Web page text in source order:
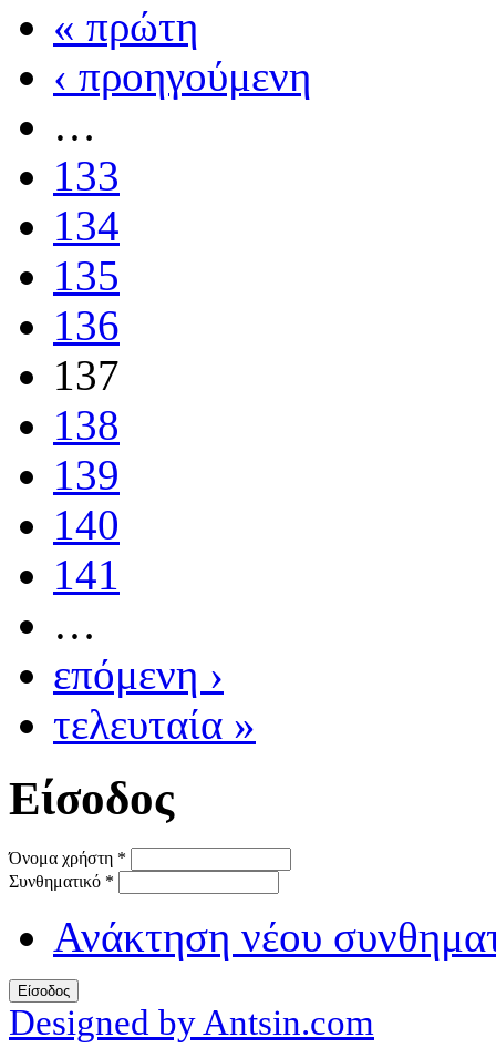
« πρώτη
‹ προηγούμενη
…
133
134
135
136
137
138
139
140
141
…
επόμενη ›
τελευταία »
Είσοδος
Όνομα χρήστη *
Συνθηματικό *
Ανάκτηση νέου
Designed by Antsin.com